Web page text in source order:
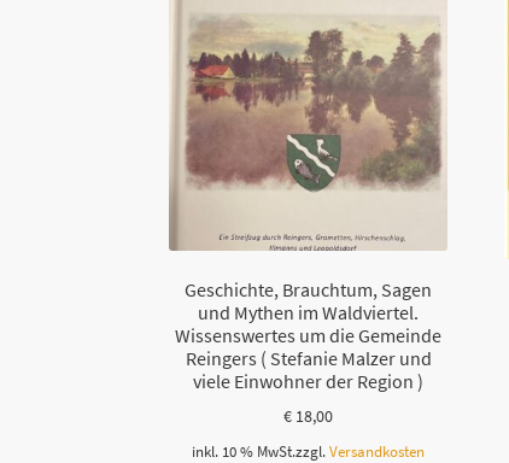
Geschichte, Brauchtum, Sagen
und Mythen im Waldviertel.
Wissenswertes um die Gemeinde
Reingers ( Stefanie Malzer und
viele Einwohner der Region )
€ 18,00
inkl. 10 % MwSt.zzgl.Versandkosten